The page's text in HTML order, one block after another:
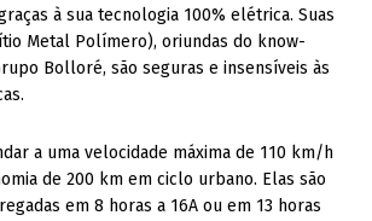
à sua tecnologia 100% elétrica. Suas
Metal Polímero), oriundas do know-
Bolloré, são seguras e insensíveis às
a uma velocidade máxima de 110 km/h
de 200 km em ciclo urbano. Elas são
em 8 horas a 16A ou em 13 horas